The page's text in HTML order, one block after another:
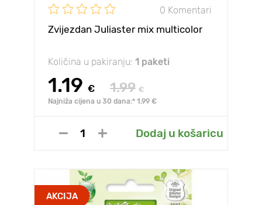
0 Komentari
Zvijezdan Juliaster mix multicolor
Količina u pakiranju: 1 paketi
1.19 € 1.99 €
Najniža cijena u 30 dana:* 1.99 €
Dodaj u košaricu
AKCIJA